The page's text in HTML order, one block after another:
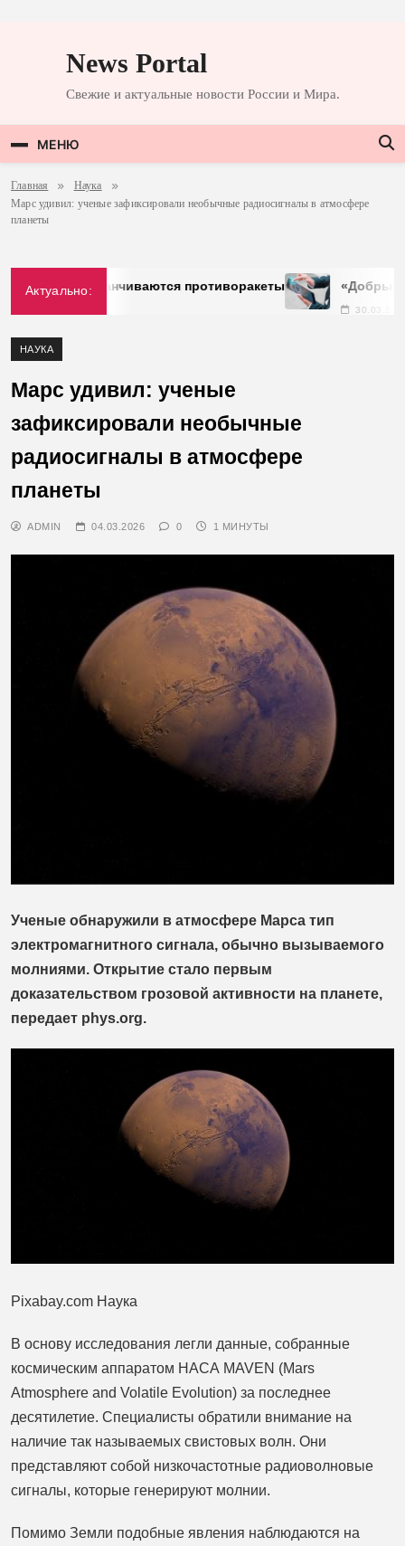
содержимомуNews Portal
Свежие и актуальные новости России и Мира.
МЕНЮ
Главная
Наука
Марс удивил: ученые зафиксировали необычные радиосигналы в атмосфере
планеты
Актуально:
залива заканчиваются противоракеты «Добрый»
30.03.2026
НАУКА
Марс удивил: ученые
зафиксировали необычные
радиосигналы в атмосфере
планеты
ADMIN 04.03.2026 0 1 МИНУТЫ
Ученые обнаружили в атмосфере Марса тип
электромагнитного сигнала, обычно вызываемого
молниями. Открытие стало первым
доказательством грозовой активности на планете,
передает phys.org.
Pixabay.com Наука
В основу исследования легли данные, собранные
космическим аппаратом НАСА MAVEN (Mars
Atmosphere and Volatile Evolution) за последнее
десятилетие. Специалисты обратили внимание на
наличие так называемых свистовых волн. Они
представляют собой низкочастотные радиоволновые
сигналы, которые генерируют молнии.
Помимо Земли подобные явления наблюдаются на